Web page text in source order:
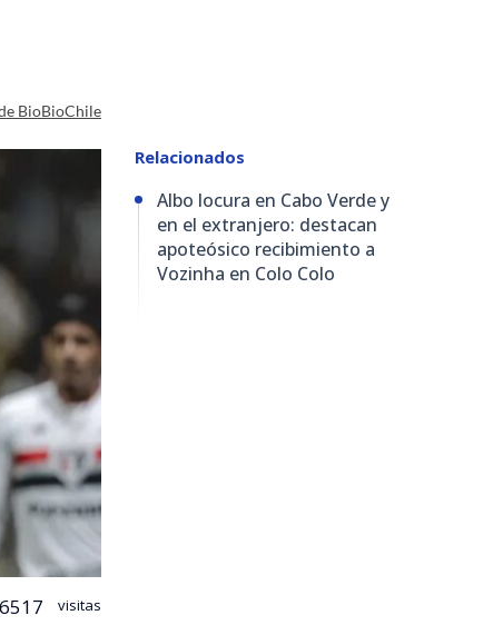
BioBioChile
6517 visitas
Relacionados
Albo locura en Cabo Verde y
en el extranjero: destacan
apoteósico recibimiento a
Vozinha en Colo Colo